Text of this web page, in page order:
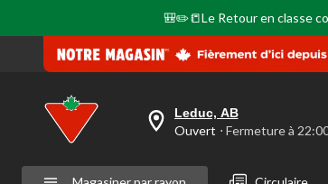
🎒✏️📒Le Retour en classe
votre
est
Leduc, AB
Ouvert ⋅ Fermeture à